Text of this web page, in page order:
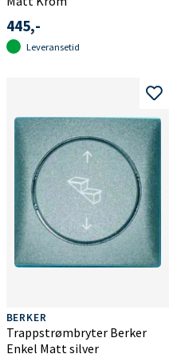
445,-
Leveransetid
BERKER
Trappstrømbryter Berker
Enkel Matt silver